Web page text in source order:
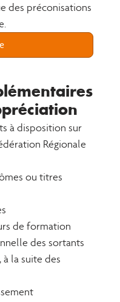
des préconisations
à disposition sur
Régionale
ou titres
de formation
des sortants
la suite des